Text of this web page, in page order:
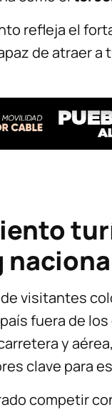
refleja el
de atraer
visitantes
fuera de
y
clave para
competir